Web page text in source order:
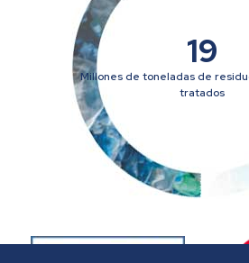
19
Millones de toneladas de
tratados